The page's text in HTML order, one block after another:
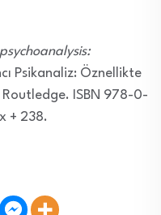
Psikanaliz: Öznellikte
ISBN 978-0-
+ 238.